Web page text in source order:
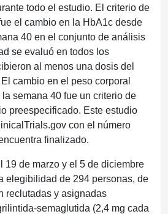
todo el estudio. El criterio de
el cambio en la HbA1c desde
40 en el conjunto de análisis
se evaluó en todos los
al menos una dosis del
cambio en el peso corporal
semana 40 fue un criterio de
preespecificado. Este estudio
con el número
finalizado.
19 de marzo y el 5 de diciembre
elegibilidad de 294 personas, de
reclutadas y asignadas
semaglutida (2,4 mg cada